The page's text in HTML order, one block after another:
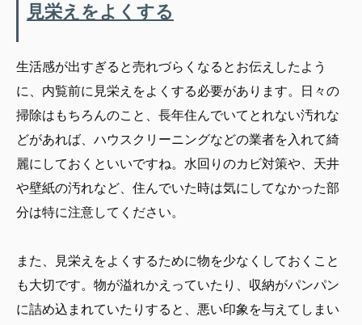
見栄えをよくする
生活感が出すぎると売れづらくなるとお伝えしたよう
に、内覧前に見栄えをよくする必要があります。日々の
掃除はもちろんのこと、長年住んでいてとれない汚れな
どがあれば、ハウスクリーニングなどの業者を入れて綺
麗にしておくといいですね。水回りのカビ対策や、天井
や壁紙の汚れなど、住んでいた時は気にしてなかった部
分は特に注意してください。
また、見栄えをよくするために物を少なくしておくこと
も大切です。物が溢れかえっていたり、収納がパンパン
に詰め込まれていたりすると、悪い印象を与えてしまい